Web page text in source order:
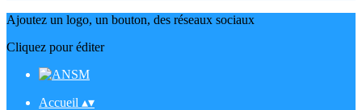
Ajoutez un logo, un bouton, des réseaux sociaux
Cliquez pour éditer
Accueil ▴▾